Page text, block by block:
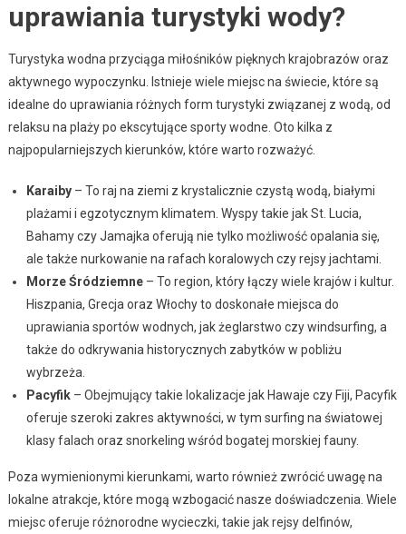
uprawiania turystyki wody?
Turystyka wodna przyciąga miłośników pięknych krajobrazów oraz
aktywnego wypoczynku. Istnieje wiele miejsc na świecie, które są
idealne do uprawiania różnych form turystyki związanej z wodą, od
relaksu na plaży po ekscytujące sporty wodne. Oto kilka z
najpopularniejszych kierunków, które warto rozważyć.
Karaiby– To raj na ziemi z krystalicznie czystą wodą, białymi
plażami i egzotycznym klimatem. Wyspy takie jak St. Lucia,
Bahamy czy Jamajka oferują nie tylko możliwość opalania się,
ale także nurkowanie na rafach koralowych czy rejsy jachtami.
Morze Śródziemne– To region, który łączy wiele krajów i kultur.
Hiszpania, Grecja oraz Włochy to doskonałe miejsca do
uprawiania sportów wodnych, jak żeglarstwo czy windsurfing, a
także do odkrywania historycznych zabytków w pobliżu
wybrzeża.
Pacyfik– Obejmujący takie lokalizacje jak Hawaje czy Fiji, Pacyfik
oferuje szeroki zakres aktywności, w tym surfing na światowej
klasy falach oraz snorkeling wśród bogatej morskiej fauny.
Poza wymienionymi kierunkami, warto również zwrócić uwagę na
lokalne atrakcje, które mogą wzbogacić nasze doświadczenia. Wiele
miejsc oferuje różnorodne wycieczki, takie jak rejsy delfinów,